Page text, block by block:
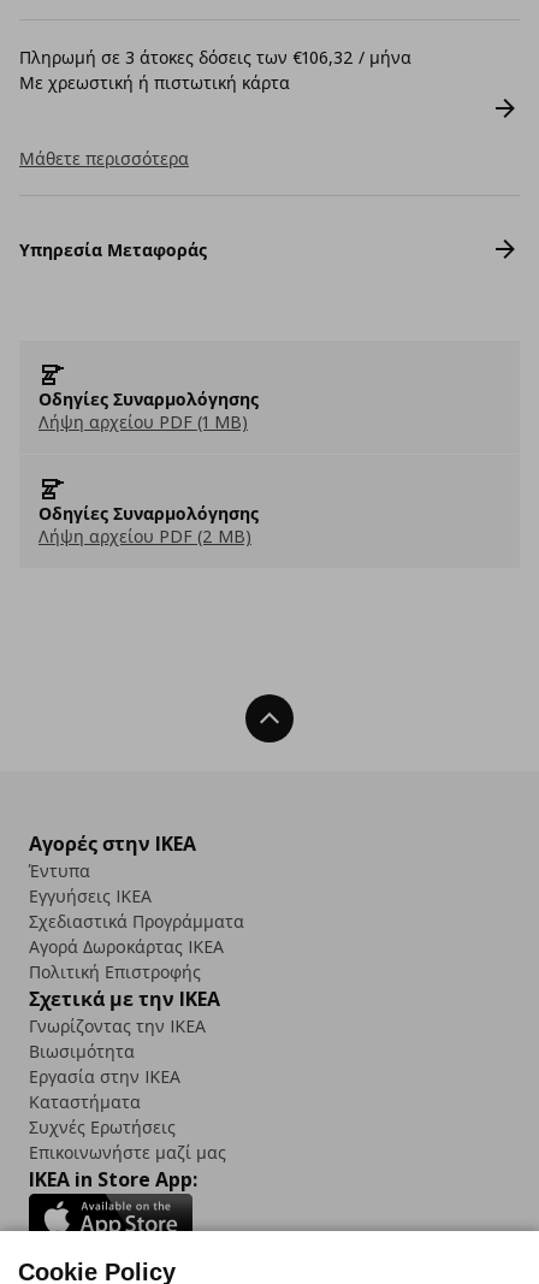
Πληρωμή σε 3 άτοκες δόσεις των €106,32 / μήνα
Με χρεωστική ή πιστωτική κάρτα
Μάθετε περισσότερα
Υπηρεσία Μεταφοράς
Οδηγίες Συναρμολόγησης
Λήψη αρχείου PDF (1 MB)
Οδηγίες Συναρμολόγησης
Λήψη αρχείου PDF (2 MB)
Back To Top
Αγορές στην IKEA
Έντυπα
Εγγυήσεις IKEA
Σχεδιαστικά Προγράμματα
Αγορά Δωρoκάρτας IKEA
Πολιτική Επιστροφής
Σχετικά με την IKEA
Γνωρίζοντας την IKEA
Βιωσιμότητα
Εργασία στην IKEA
Καταστήματα
Συχνές Ερωτήσεις
Επικοινωνήστε μαζί μας
IKEA in Store App:
Cookie Policy